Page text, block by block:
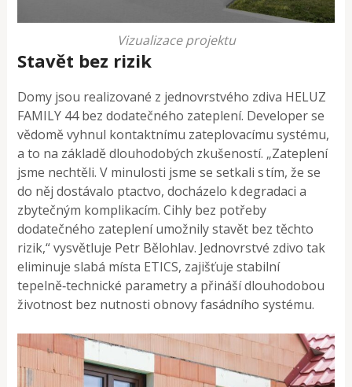
Vizualizace projektu
Stavět bez rizik
Domy jsou realizované z jednovrstvého zdiva HELUZ
FAMILY 44 bez dodatečného zateplení. Developer se
vědomě vyhnul kontaktnímu zateplovacímu systému,
a to na základě dlouhodobých zkušeností. „Zateplení
jsme nechtěli. V minulosti jsme se setkali s tím, že se
do něj dostávalo ptactvo, docházelo k degradaci a
zbytečným komplikacím. Cihly bez potřeby
dodatečného zateplení umožnily stavět bez těchto
rizik,“ vysvětluje Petr Bělohlav. Jednovrstvé zdivo tak
eliminuje slabá místa ETICS, zajišťuje stabilní
tepelně‑technické parametry a přináší dlouhodobou
životnost bez nutnosti obnovy fasádního systému.